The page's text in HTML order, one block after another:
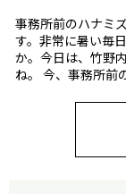
事務所前のハナミ
す。非常に暑い毎
か。今日は、竹野
ね。 今、事務所